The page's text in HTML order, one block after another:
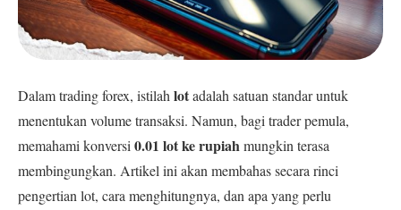
Dalam trading forex, istilahlotadalah satuan standar untuk
menentukan volume transaksi. Namun, bagi trader pemula,
memahami konversi0.01 lot ke rupiahmungkin terasa
membingungkan. Artikel ini akan membahas secara rinci
pengertian lot, cara menghitungnya, dan apa yang perlu